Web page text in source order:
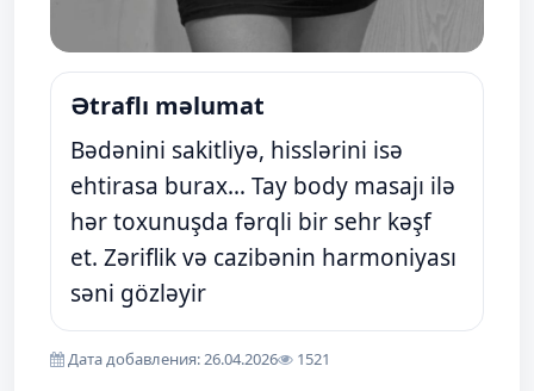
Ətraflı məlumat
Bədənini sakitliyə, hisslərini isə
ehtirasa burax… Tay body masajı ilə
hər toxunuşda fərqli bir sehr kəşf
et. Zəriflik və cazibənin harmoniyası
səni gözləyir
Дата добавления: 26.04.2026 1521